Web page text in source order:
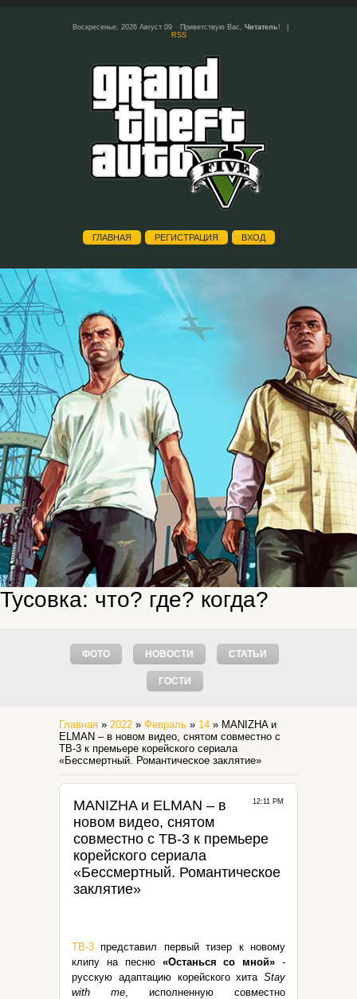
Воскресенье, 2026 Август 09 Приветствую Вас, Читатель!
RSS
ГЛАВНАЯ РЕГИСТРАЦИЯ ВХОД
Тусовка: что? где? когда?
ФОТО НОВОСТИ СТАТЬИ
ГОСТИ
Главная » 2022 » Февраль » 14 » MANIZHA и
ELMAN – в новом видео, снятом совместно с
ТВ-3 к премьере корейского сериала
«Бессмертный. Романтическое заклятие»
12:11 PM
MANIZHA и ELMAN – в
новом видео, снятом
совместно с ТВ-3 к премьере
корейского сериала
«Бессмертный. Романтическое
заклятие»
ТВ-3 представил первый тизер к новому
клипу на песню «Останься со мной» -
русскую адаптацию корейского хита Stay
with me, исполненную совместно